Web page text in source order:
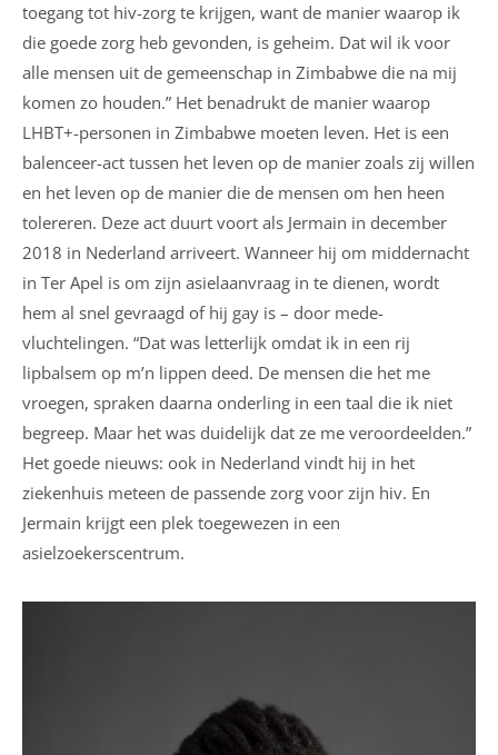
toegang tot hiv-zorg te krijgen, want de manier waarop ik
die goede zorg heb gevonden, is geheim. Dat wil ik voor
alle mensen uit de gemeenschap in Zimbabwe die na mij
komen zo houden.” Het benadrukt de manier waarop
LHBT+-personen in Zimbabwe moeten leven. Het is een
balenceer-act tussen het leven op de manier zoals zij willen
en het leven op de manier die de mensen om hen heen
tolereren. Deze act duurt voort als Jermain in december
2018 in Nederland arriveert. Wanneer hij om middernacht
in Ter Apel is om zijn asielaanvraag in te dienen, wordt
hem al snel gevraagd of hij gay is – door mede-
vluchtelingen. “Dat was letterlijk omdat ik in een rij
lipbalsem op m’n lippen deed. De mensen die het me
vroegen, spraken daarna onderling in een taal die ik niet
begreep. Maar het was duidelijk dat ze me veroordeelden.”
Het goede nieuws: ook in Nederland vindt hij in het
ziekenhuis meteen de passende zorg voor zijn hiv. En
Jermain krijgt een plek toegewezen in een
asielzoekerscentrum.